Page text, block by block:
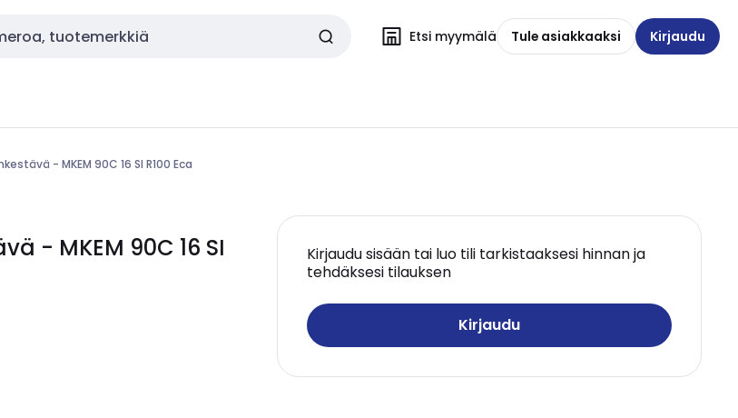
Etsi myymälä Tule asiakkaaksi Kirjaudu
- MKEM 90C 16 SI R100 Eca
- MKEM 90C 16 SI
Kirjaudu sisään tai luo tili tarkistaaksesi hinnan ja
tehdäksesi tilauksen
Kirjaudu